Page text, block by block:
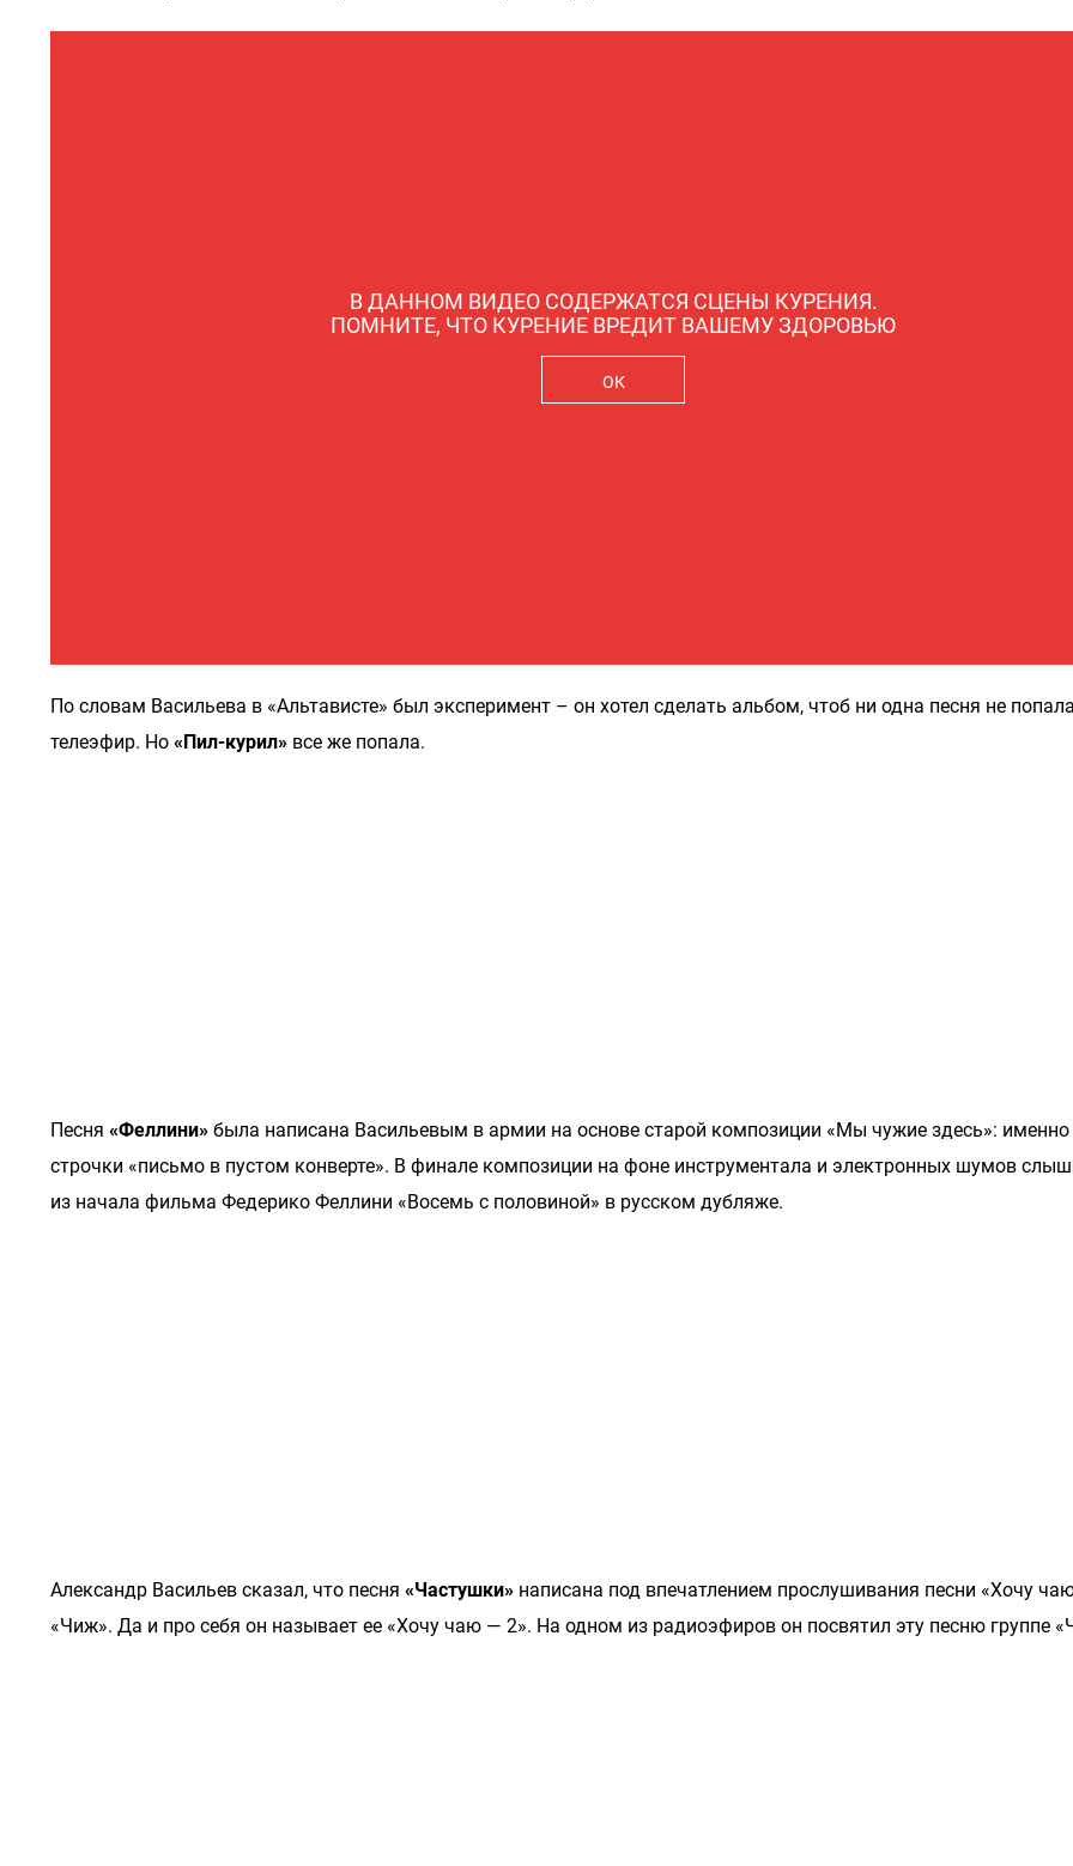
В ДАННОМ ВИДЕО СОДЕРЖАТСЯ СЦЕНЫ КУРЕНИЯ.
ПОМНИТЕ, ЧТО КУРЕНИЕ ВРЕДИТ ВАШЕМУ ЗДОРОВЬЮ
ОК
По словам Васильева в «Альтависте» был эксперимент – он хотел сделать альбом, чтоб ни одна песня не
телеэфир. Но «Пил-курил» все же попала.
Песня «Феллини» была написана Васильевым в армии на основе старой композиции «Мы чужие здесь»: именно
строчки «письмо в пустом конверте». В финале композиции на фоне инструментала и электронных шумов
из начала фильма Федерико Феллини «Восемь с половиной» в русском дубляже.
Александр Васильев сказал, что песня «Частушки» написана под впечатлением прослушивания песни «Хочу
«Чиж». Да и про себя он называет ее «Хочу чаю — 2». На одном из радиоэфиров он посвятил эту песню группе